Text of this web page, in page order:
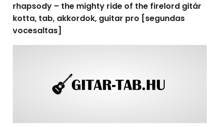
rhapsody – the mighty ride of the firelord gitár
kotta, tab, akkordok, guitar pro [segundas
vocesaltas]